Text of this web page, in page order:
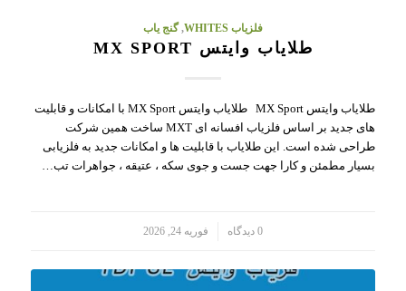
فلزیاب WHITES ,گنج یاب
طلایاب وایتس MX SPORT
طلایاب وایتس MX Sport طلایاب وایتس MX Sport با امکانات و قابلیت
های جدید بر اساس فلزیاب افسانه ای MXT ساخت همین شرکت
طراحی شده است. این طلایاب با قابلیت ها و امکانات جدید به فلزیابی
بسیار مطمئن و کارا جهت جست و جوی سکه ، عتیقه ، جواهرات تب…
0 دیدگاه فوریه 24, 2026